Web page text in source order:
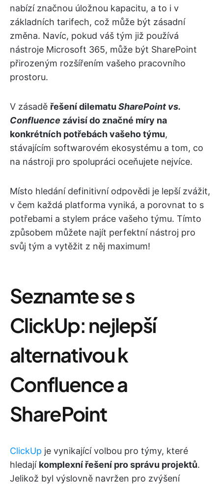
nabízí značnou úložnou kapacitu, a to i v
základních tarifech, což může být zásadní
změna. Navíc, pokud váš tým již používá
nástroje Microsoft 365, může být SharePoint
přirozeným rozšířením vašeho pracovního
prostoru.
V zásadě řešení dilematu SharePoint vs.
Confluence závisí do značné míry na
konkrétních potřebách vašeho týmu,
stávajícím softwarovém ekosystému a tom, co
na nástroji pro spolupráci oceňujete nejvíce.
Místo hledání definitivní odpovědi je lepší zvážit,
v čem každá platforma vyniká, a porovnat to s
potřebami a stylem práce vašeho týmu. Tímto
způsobem můžete najít perfektní nástroj pro
svůj tým a vytěžit z něj maximum!
Seznamte se s
ClickUp: nejlepší
alternativou k
Confluence a
SharePoint
ClickUp je vynikající volbou pro týmy, které
hledají komplexní řešení pro správu projektů.
Jelikož byl výslovně navržen pro zvýšení